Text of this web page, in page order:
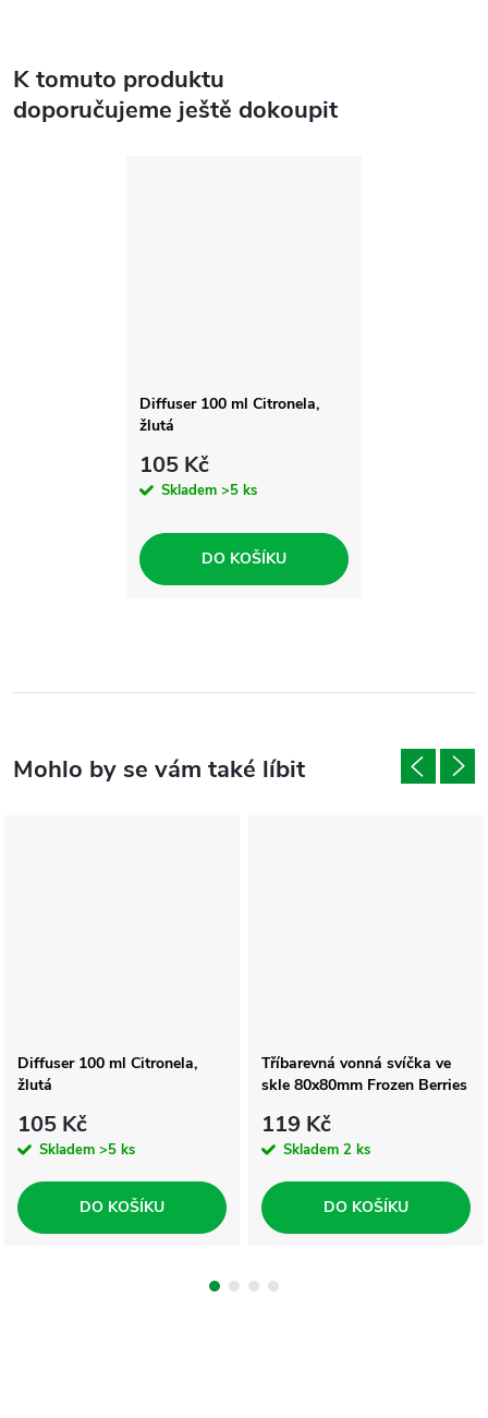
K tomuto produktu
doporučujeme ještě dokoupit
Diffuser 100 ml Citronela,
žlutá
105 Kč
Skladem >5 ks
DO KOŠÍKU
Diffuser 100 ml Citronela,
žlutá
105 Kč
Skladem >5 ks
DO KOŠÍKU
Tříbarevná vonná svíčka ve
skle 80x80mm Frozen Berries
119 Kč
Skladem 2 ks
DO KOŠÍKU